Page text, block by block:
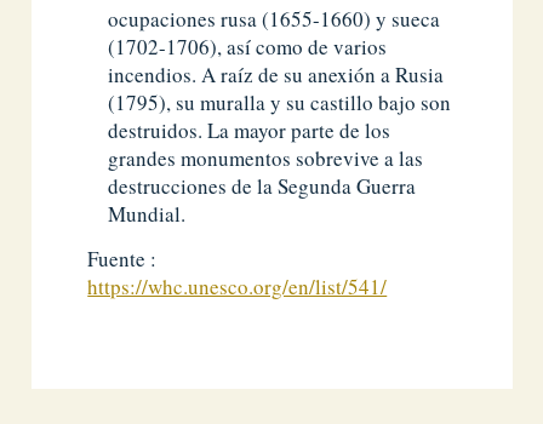
ocupaciones rusa (1655-1660) y sueca
(1702-1706), así como de varios
incendios. A raíz de su anexión a Rusia
(1795), su muralla y su castillo bajo son
destruidos. La mayor parte de los
grandes monumentos sobrevive a las
destrucciones de la Segunda Guerra
Mundial.
Fuente :
https://whc.unesco.org/en/list/541/